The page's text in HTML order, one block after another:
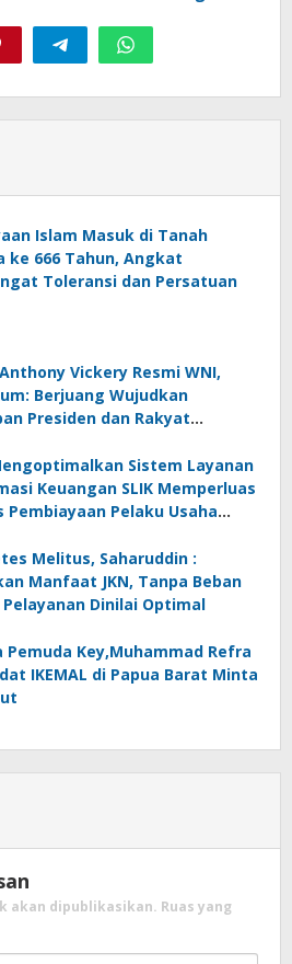
Islam Masuk di Tanah
ke 666 Tahun, Angkat
Toleransi dan Persatuan
Vickery Resmi WNI,
Berjuang Wujudkan
Presiden dan Rakyat
Sistem Layanan
Keuangan SLIK Memperluas
Pembiayaan Pelaku Usaha
Melitus, Saharuddin :
Manfaat JKN, Tanpa Beban
Pelayanan Dinilai Optimal
Pemuda Key,Muhammad Refra
IKEMAL di Papua Barat Minta
akan dipublikasikan. Ruas yang